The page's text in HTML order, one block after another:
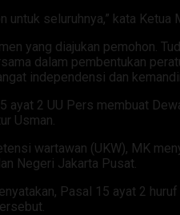
untuk seluruhnya,” kata
yang diajukan pemohon.
dalam pembentukan
independensi dan
ayat 2 UU Pers membuat
Usman.
wartawan (UKW), MK
Negeri Jakarta Pusat.
Pasal 15 ayat 2